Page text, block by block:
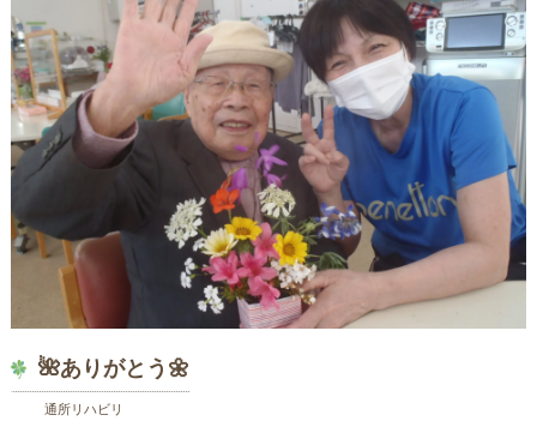
🌺ありがとう🌼
通所リハビリ